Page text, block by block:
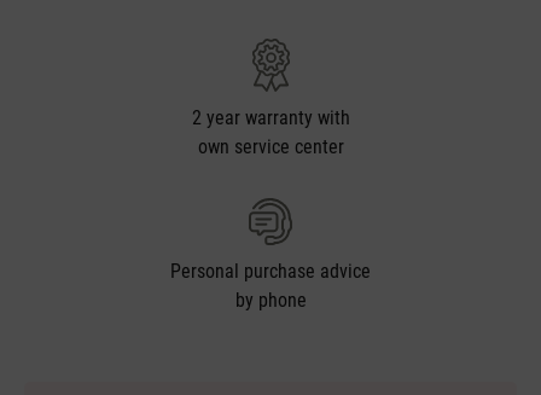
2 year warranty with
own service center
Personal purchase advice
by phone